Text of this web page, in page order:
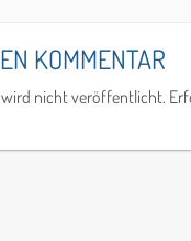
KOMMENTAR
wird nicht veröffentlicht.